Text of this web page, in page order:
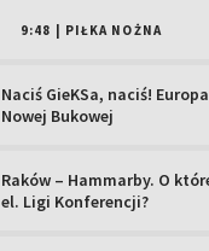
9:48 PIŁKA NOŻNA
Naciś GieKSa, naciś!
Nowej Bukowej
Raków – Hammarby. O
el. Ligi Konferencji?